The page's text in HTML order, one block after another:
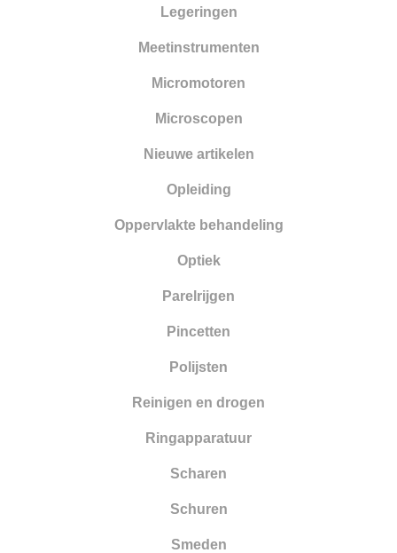
Legeringen
Meetinstrumenten
Micromotoren
Microscopen
Nieuwe artikelen
Opleiding
Oppervlakte behandeling
Optiek
Parelrijgen
Pincetten
Polijsten
Reinigen en drogen
Ringapparatuur
Scharen
Schuren
Smeden